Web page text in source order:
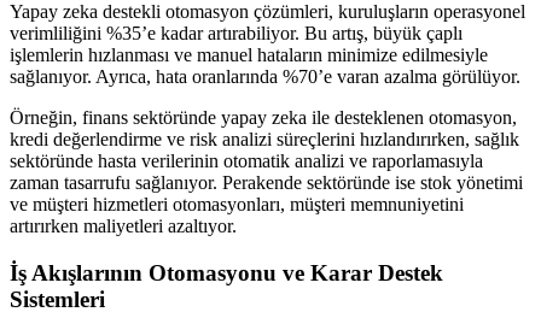
Yapay zeka destekli otomasyon çözümleri, kuruluşların operasyonel
verimliliğini %35’e kadar artırabiliyor. Bu artış, büyük çaplı
işlemlerin hızlanması ve manuel hataların minimize edilmesiyle
sağlanıyor. Ayrıca, hata oranlarında %70’e varan azalma görülüyor.
Örneğin, finans sektöründe yapay zeka ile desteklenen otomasyon,
kredi değerlendirme ve risk analizi süreçlerini hızlandırırken, sağlık
sektöründe hasta verilerinin otomatik analizi ve raporlamasıyla
zaman tasarrufu sağlanıyor. Perakende sektöründe ise stok yönetimi
ve müşteri hizmetleri otomasyonları, müşteri memnuniyetini
artırırken maliyetleri azaltıyor.
İş Akışlarının Otomasyonu ve Karar Destek
Sistemleri